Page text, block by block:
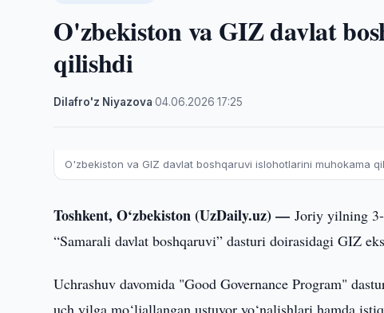
O'zbekiston va GIZ davlat
qilishdi
Dilafro'z Niyazova ·04.06.2026 ·17:25
O'zbekiston va GIZ davlat boshqaruvi islohotlarini muhokama
Toshkent, O‘zbekiston (UzDaily.uz) —Joriy yilning
“Samarali davlat boshqaruvi” dasturi doirasidagi GIZ
Uchrashuv davomida "Good Governance Program"
uch yilga mo‘ljallangan ustuvor yo‘nalishlari hamda